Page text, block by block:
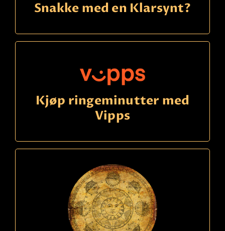
Snakke med en Klarsynt?
Kjøp ringeminutter med
Vipps